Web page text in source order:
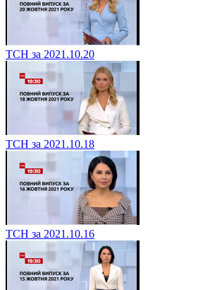
ТСН за 2021.10.20
ТСН за 2021.10.18
ТСН за 2021.10.16